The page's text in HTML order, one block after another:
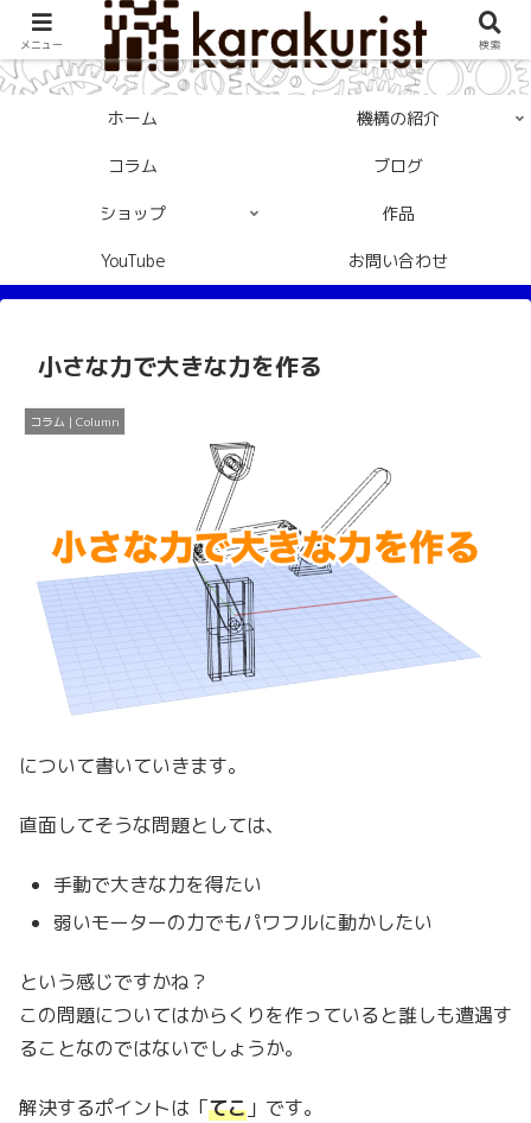
ホーム 機構の紹介
コラム ブログ
ショップ 作品
YouTube お問い合わせ
小さな力で大きな力を作る
コラム | Column
について書いていきます。
直面してそうな問題としては、
手動で大きな力を得たい
弱いモーターの力でもパワフルに動かしたい
という感じですかね？
この問題についてはからくりを作っていると誰しも遭遇す
ることなのではないでしょうか。
解決するポイントは「てこ 」です。
メニュー 検索